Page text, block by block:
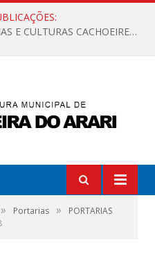
A VALORIZAÇÃO DAS HISTÓRIAS E CULTURAS CACHOEIRENSES
» Portarias »
PORTARIAS